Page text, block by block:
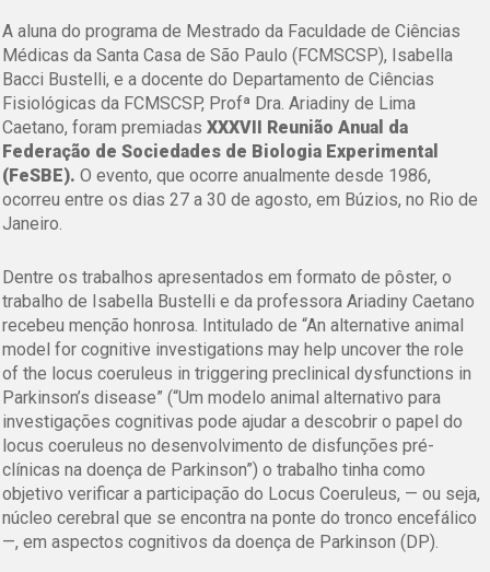
A aluna do programa de Mestrado da Faculdade de Ciências
Médicas da Santa Casa de São Paulo (FCMSCSP), Isabella
Bacci Bustelli, e a docente do Departamento de Ciências
Fisiológicas da FCMSCSP, Profª Dra. Ariadiny de Lima
Caetano, foram premiadasXXXVII Reunião Anual da
Federação de Sociedades de Biologia Experimental
(FeSBE).O evento, que ocorre anualmente desde 1986,
ocorreu entre os dias 27 a 30 de agosto, em Búzios, no Rio de
Janeiro.
Dentre os trabalhos apresentados em formato de pôster, o
trabalho de Isabella Bustelli e da professora Ariadiny Caetano
recebeu menção honrosa. Intitulado de“An alternative animal
model for cognitive investigations may help uncover the role
of the locus coeruleus in triggering preclinical dysfunctions in
Parkinson’s disease” (“Um modelo animal alternativo para
investigações cognitivas pode ajudar a descobrir o papel do
locus coeruleus no desenvolvimento de disfunções pré-
clínicas na doença de Parkinson”) o trabalho tinha como
objetivo verificar a participação do Locus Coeruleus, — ou seja,
núcleo cerebral que se encontra na ponte do tronco encefálico
—, em aspectos cognitivos da doença de Parkinson (DP).